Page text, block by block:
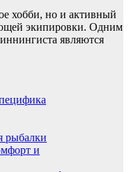
хобби, но и активный
экипировки. Одним
являются
рыбалки
и